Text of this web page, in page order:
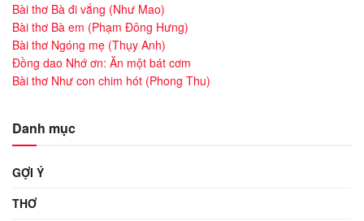
Bài thơ Bà đi vắng (Như Mao)
Bài thơ Bà em (Phạm Đông Hưng)
Bài thơ Ngóng mẹ (Thụy Anh)
Đồng dao Nhớ ơn: Ăn một bát cơm
Bài thơ Như con chim hót (Phong Thu)
Danh mục
GỢI Ý
THƠ